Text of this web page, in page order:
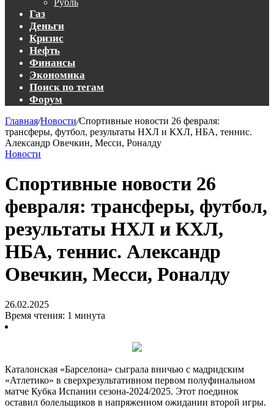
Рубль
Газ
Деньги
Кризис
Нефть
Финансы
Экономика
Поиск по тегам
Форум
Главная/Новости/Спортивные новости 26 февраля:
трансферы, футбол, результаты НХЛ и КХЛ, НБА, теннис.
Александр Овечкин, Месси, Роналду
Новости
Спортивные новости 26
февраля: трансферы, футбол,
результаты НХЛ и КХЛ,
НБА, теннис. Александр
Овечкин, Месси, Роналду
26.02.2025
Время чтения: 1 минута
Каталонская «Барселона» сыграла вничью с мадридским
«Атлетико» в сверхрезультативном первом полуфинальном
матче Кубка Испании сезона-2024/2025. Этот поединок
оставил болельщиков в напряженном ожидании второй игры.